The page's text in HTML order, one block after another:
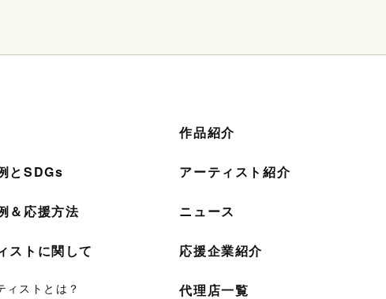
とSDGs
＆応援方法
ストに関して
ストとは？
作品紹介
アーティスト紹介
ニュース
応援企業紹介
代理店一覧